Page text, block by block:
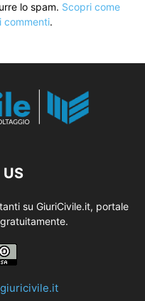
lo spam. Scopri come
commenti.
su GiuriCivile.it, portale